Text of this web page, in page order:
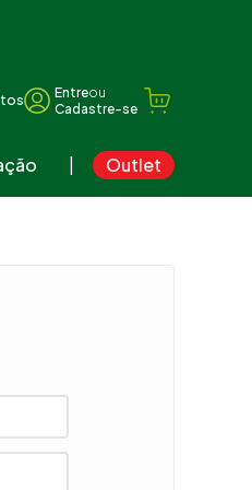
ou
Outlet